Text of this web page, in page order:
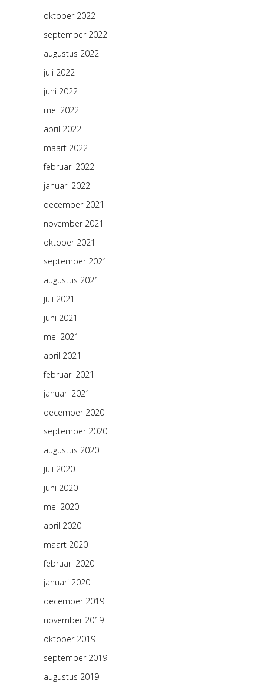
oktober 2022
september 2022
augustus 2022
juli 2022
juni 2022
mei 2022
april 2022
maart 2022
februari 2022
januari 2022
december 2021
november 2021
oktober 2021
september 2021
augustus 2021
juli 2021
juni 2021
mei 2021
april 2021
februari 2021
januari 2021
december 2020
september 2020
augustus 2020
juli 2020
juni 2020
mei 2020
april 2020
maart 2020
februari 2020
januari 2020
december 2019
november 2019
oktober 2019
september 2019
augustus 2019